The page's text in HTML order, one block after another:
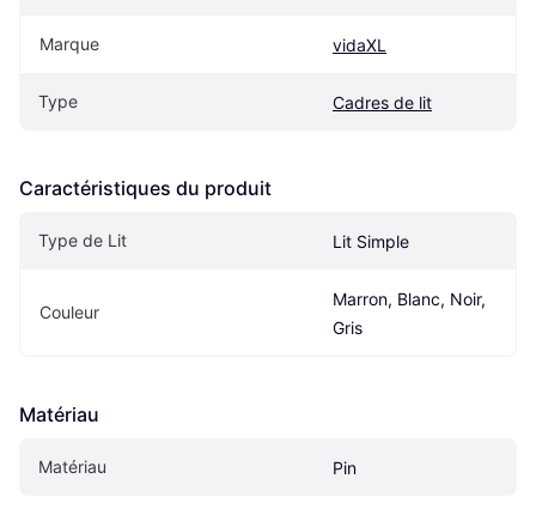
Marque vidaXL
Type Cadres de lit
Caractéristiques du produit
Type de Lit Lit Simple
Couleur
Marron, Blanc, Noir,
Gris
Matériau
Matériau Pin